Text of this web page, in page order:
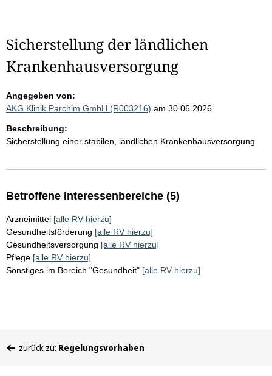
Sicherstellung der ländlichen
Krankenhausversorgung
Angegeben von:
AKG Klinik Parchim GmbH (R003216) am 30.06.2026
Beschreibung:
Sicherstellung einer stabilen, ländlichen Krankenhausversorgung
Betroffene Interessenbereiche (5)
Arzneimittel [alle RV hierzu]
Gesundheitsförderung [alle RV hierzu]
Gesundheitsversorgung [alle RV hierzu]
Pflege [alle RV hierzu]
Sonstiges im Bereich "Gesundheit" [alle RV hierzu]
befinden
zurück zu: Regelungsvorhaben